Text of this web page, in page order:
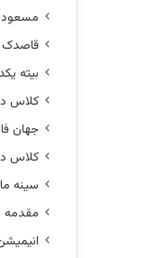
مسعود
قاصدک
بیته
کلاس
جهان
کلاس
سینه
مقدمه